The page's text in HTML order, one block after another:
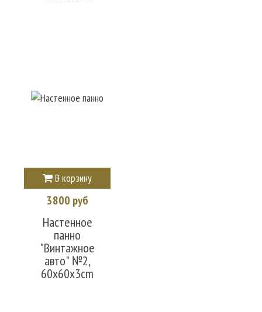
В корзину
3800 руб
Настенное
панно
"Винтажное
авто" №2,
60x60x3cm